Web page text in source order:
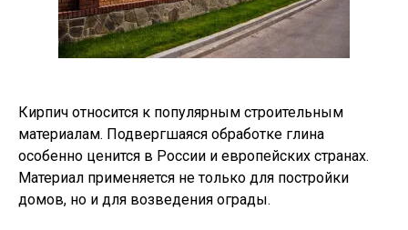
Кирпич относится к популярным строительным
материалам. Подвергшаяся обработке глина
особенно ценится в России и европейских странах.
Материал применяется не только для постройки
домов, но и для возведения ограды.